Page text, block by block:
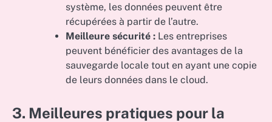
système, les données peuvent être
récupérées à partir de l’autre.
Meilleure sécurité : Les entreprises
peuvent bénéficier des avantages de la
sauvegarde locale tout en ayant une copie
de leurs données dans le cloud.
3. Meilleures pratiques pour la